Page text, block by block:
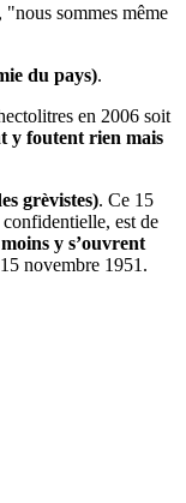
"nous sommes même
du pays).
en 2006 soit
y foutent rien mais
grèvistes). Ce 15
est de
y s’ouvrent
novembre 1951.